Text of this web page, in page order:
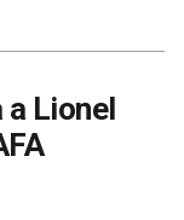
a Lionel